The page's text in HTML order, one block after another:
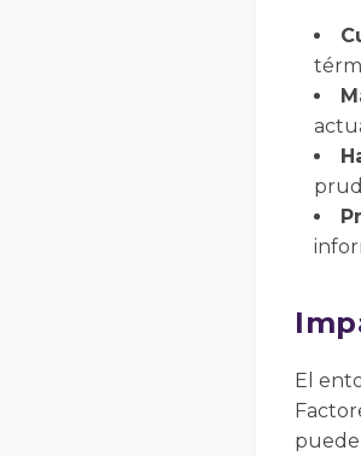
El